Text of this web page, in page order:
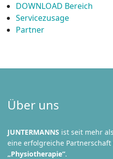
DOWNLOAD Bereich
Servicezusage
Partner
Über uns
JUNTERMANNS ist seit mehr
eine erfolgreiche
„Physiotherapie“.